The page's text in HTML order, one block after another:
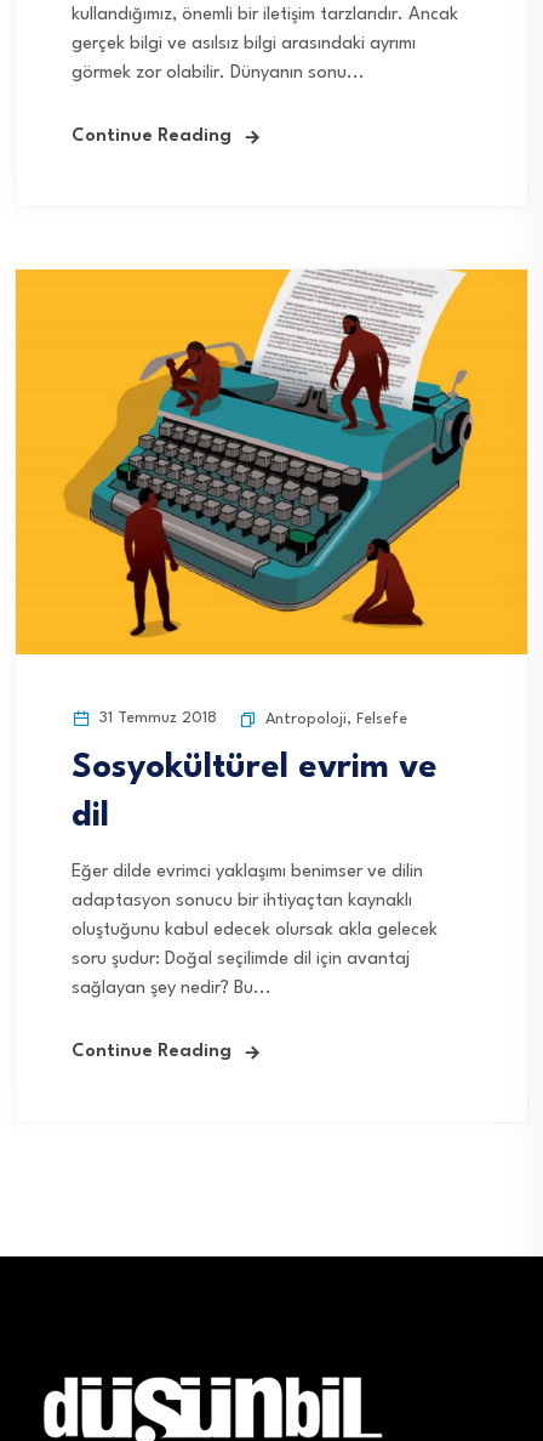
kullandığımız, önemli bir iletişim tarzlarıdır. Ancak
gerçek bilgi ve asılsız bilgi arasındaki ayrımı
görmek zor olabilir. Dünyanın sonu...
Continue Reading
31 Temmuz 2018 Antropoloji, Felsefe
Sosyokültürel evrim ve
dil
Eğer dilde evrimci yaklaşımı benimser ve dilin
adaptasyon sonucu bir ihtiyaçtan kaynaklı
oluştuğunu kabul edecek olursak akla gelecek
soru şudur: Doğal seçilimde dil için avantaj
sağlayan şey nedir? Bu...
Continue Reading